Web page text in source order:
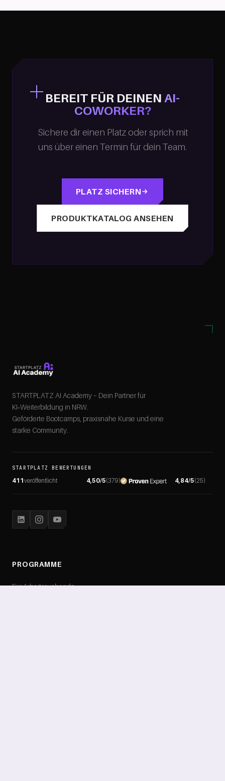
BEREIT FÜR DEINEN AI-
COWORKER?
Sichere dir einen Platz oder sprich mit
uns über einen Termin für dein Team.
PLATZ SICHERN
PRODUKTKATALOG ANSEHEN
STARTPLATZ AI Academy – Dein Partner für
KI‑Weiterbildung in NRW.
Geförderte Bootcamps, praxisnahe Kurse und eine
starke Community.
STARTPLATZ BEWERTUNGEN
411veröffentlicht 4,50/5(379) 4,84/5(25)
PROGRAMME
Für Arbeitssuchende